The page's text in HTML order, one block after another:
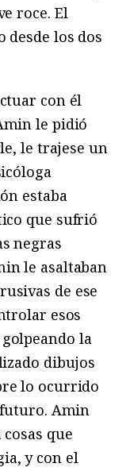
roce. El
desde los dos
con él
le pidió
le trajese un
estaba
que sufrió
negras
le asaltaban
de ese
esos
la
dibujos
lo ocurrido
Amin
que
y con el